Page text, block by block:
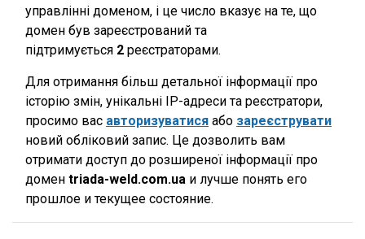
управлінні доменом, і це число вказує на те, що
домен був зареєстрований та
підтримується 2 реєстраторами.
Для отримання більш детальної інформації про
історію змін, унікальні IP-адреси та реєстратори,
просимо вас авторизуватися або зареєструвати
новий обліковий запис. Це дозволить вам
отримати доступ до розширеної інформації про
домен triada-weld.com.ua и лучше понять его
прошлое и текущее состояние.